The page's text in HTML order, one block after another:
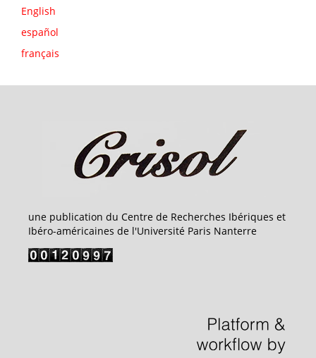
English
español
français
une publication du Centre de Recherches Ibériques et
Ibéro-américaines de l'Université Paris Nanterre